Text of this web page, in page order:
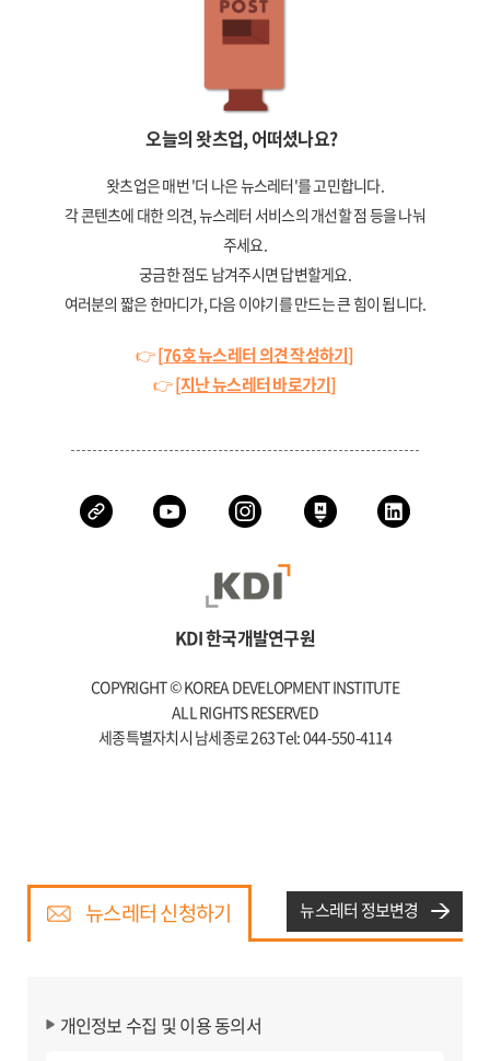
오늘의 왓츠업, 어떠셨나요?
왓츠업은 매번 '더 나은 뉴스레터'를 고민합니다.
각 콘텐츠에 대한 의견, 뉴스레터 서비스의 개선할 점 등을 나눠
주세요.
궁금한 점도 남겨주시면 답변할게요.
여러분의 짧은 한마디가, 다음 이야기를 만드는 큰 힘이 됩니다.
👉[76호 뉴스레터 의견 작성하기]
👉[지난 뉴스레터 바로가기]
KDI 한국개발연구원
COPYRIGHT © KOREA DEVELOPMENT INSTITUTE
ALL RIGHTS RESERVED
세종특별자치시 남세종로 263 Tel: 044-550-4114
뉴스레터 신청하기 뉴스레터 정보변경
개인정보 수집 및 이용 동의서